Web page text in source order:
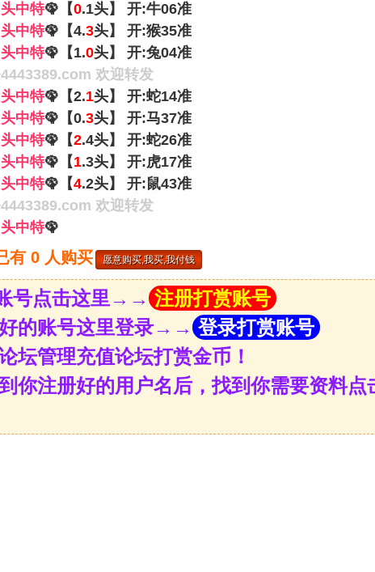
中特🦚【0.1头】 开:牛06准
中特🦚【4.3头】 开:猴35准
中特🦚【1.0头】 开:兔04准
欢迎转发
中特🦚【2.1头】 开:蛇14准
中特🦚【0.3头】 开:马37准
中特🦚【2.4头】 开:蛇26准
中特🦚【1.3头】 开:虎17准
中特🦚【4.2头】 开:鼠43准
欢迎转发
中特🦚
有 0 人购买
号点击这里→→ 注册打赏账号
的账号这里登录→→ 登录打赏账号
坛管理充值论坛打赏金币！
你注册好的用户名后，找到你需要资料